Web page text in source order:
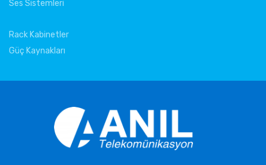
Ses Sistemleri
Rack Kabinetler
Güç Kaynakları